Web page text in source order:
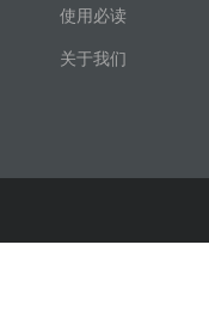
使用必读
关于我们